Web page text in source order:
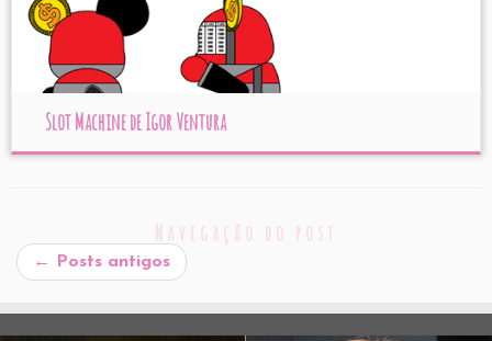
Slot Machine de Igor Ventura
Navegação do post
← Posts antigos